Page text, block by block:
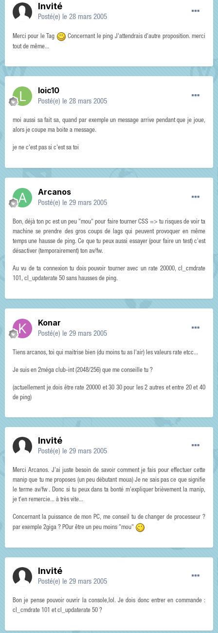
Invité
Posté(e) le 28 mars 2005
Merci pour le Tag
Concernant le ping J'attendrais d'autre proposition. merci
tout de même...
loic10
Posté(e) le 28 mars 2005
moi aussi sa fait sa, quand par exemple un message arrive pendant que je joue,
alors je coupe ma boite a message.
je ne c'est pas si c'est sa toi
Arcanos
Posté(e) le 29 mars 2005
Bon, déjà ton pc est un peu "mou" pour faire tourner CSS => tu risques de voir ta
machine se prendre des gros coups de lags qui peuvent provoquer en même
temps une hausse de ping. Ce que tu peux aussi essayer (pour faire un test) c'est
désactiver (temporairement) ton av/fw.
Au vu de ta connexion tu dois pouvoir tourner avec un rate 20000, cl_cmdrate
101, cl_updaterate 50 sans hausses de ping.
Konar
Posté(e) le 29 mars 2005
Tiens arcanos, toi qui maitrise bien (du moins tu as l'air) les valeurs rate etcc...
Je suis en 2méga club-int (2048/256) que me conseille tu ?
(actuellement je dois être rate 20000 et 30 30 pour les 2 autres et entre 20 et 40
de ping)
Invité
Posté(e) le 29 mars 2005
Merci Arcanos. J'ai juste besoin de savoir comment je fais pour effectuer cette
manip que tu me proposes (un peu débutant moua) Je ne sais pas ce que signifie
le terme av/fw . Donc si tu peux dans ta bonté m'expliquer brièvement la manip,
je t'en remercie... à très vite...
Concernant la puissance de mon PC, me conseil tu de changer de processeur ?
par exemple 2giga ? POur être un peu moins "mou"
Invité
Posté(e) le 29 mars 2005
Bon je pense pouvoir ouvrir la console,lol. Je dois donc entrer en commande :
cl_cmdrate 101 et cl_updaterate 50 ?